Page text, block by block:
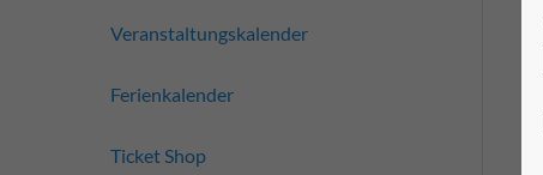
Veranstaltungskalender
Ferienkalender
Ticket Shop